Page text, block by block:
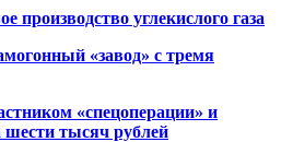
производство углекислого газа
«завод» с тремя
«спецоперации» и
тысяч рублей